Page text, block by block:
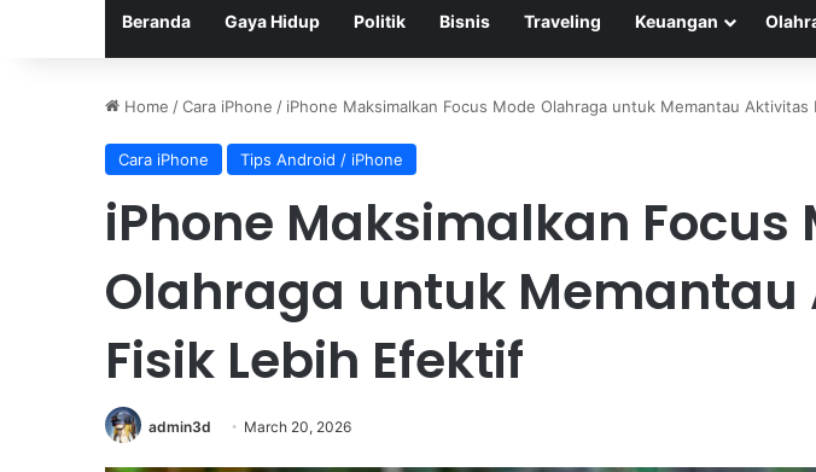
Beranda Gaya Hidup Politik Bisnis Traveling Keuangan
Home /Cara iPhone / iPhone Maksimalkan Focus Mode Olahraga untuk Memantau
Cara iPhone Tips Android / iPhone
iPhone Maksimalkan Focus
Olahraga untuk Memantau
Fisik Lebih Efektif
admin3d March 20, 2026